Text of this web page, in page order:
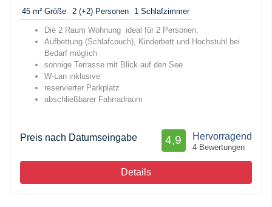
45 m² Größe 2 (+2) Personen 1 Schlafzimmer
Die 2 Raum Wohnung ideal für 2 Personen,
Aufbettung (Schlafcouch), Kinderbett und Hochstuhl bei
Bedarf möglich
sonnige Terrasse mit Blick auf den See
W-Lan inklusive
reservierter Parkplatz
abschließbarer Fahrradraum
Preis nach Datumseingabe Hervorragend
4,9
4 Bewertungen
Details